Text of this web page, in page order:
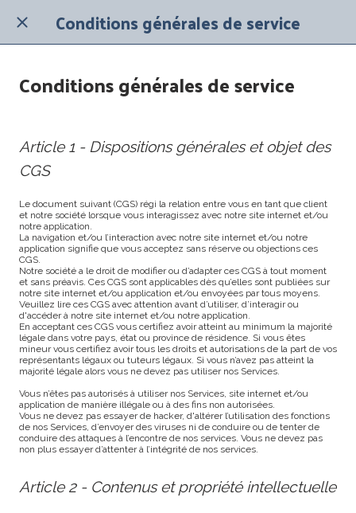
Conditions générales de service
Conditions générales de service
Article 1 - Dispositions générales et objet des
CGS
Le document suivant (CGS) régi la relation entre vous en tant que client
et notre société lorsque vous interagissez avec notre site internet et/ou
notre application.
La navigation et/ou l’interaction avec notre site internet et/ou notre
application signifie que vous acceptez sans réserve ou objections ces
CGS.
Notre société a le droit de modifier ou d’adapter ces CGS à tout moment
et sans préavis. Ces CGS sont applicables dès qu’elles sont publiées sur
notre site internet et/ou application et/ou envoyées par tous moyens.
Veuillez lire ces CGS avec attention avant d’utiliser, d’interagir ou
d'accéder à notre site internet et/ou notre application.
En acceptant ces CGS vous certifiez avoir atteint au minimum la majorité
légale dans votre pays, état ou province de résidence. Si vous êtes
mineur vous certifiez avoir tous les droits et autorisations de la part de vos
représentants légaux ou tuteurs légaux. Si vous n’avez pas atteint la
majorité légale alors vous ne devez pas utiliser nos Services.
Vous n’êtes pas autorisés à utiliser nos Services, site internet et/ou
application de manière illégale ou à des fins non autorisées.
Vous ne devez pas essayer de hacker, d'altérer l’utilisation des fonctions
de nos Services, d’envoyer des viruses ni de conduire ou de tenter de
conduire des attaques à l’encontre de nos services. Vous ne devez pas
non plus essayer d’attenter à l’intégrité de nos services.
Article 2 - Contenus et propriété intellectuelle